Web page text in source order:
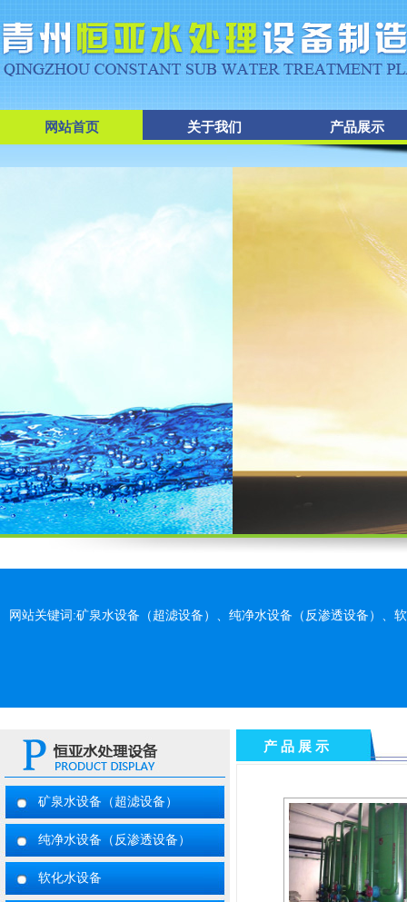
网站首页 关于我们 产品展示
网站关键词:矿泉水设备（超滤设备）、纯净水设备（反渗透设备）、
矿泉水设备（超滤设备）
纯净水设备（反渗透设备）
软化水设备
产 品 展 示